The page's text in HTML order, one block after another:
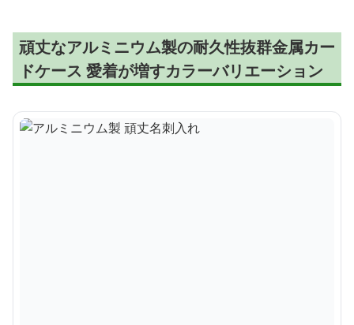
頑丈なアルミニウム製の耐久性抜群金属カー
ドケース 愛着が増すカラーバリエーション